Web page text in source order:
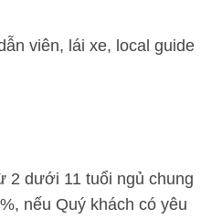
viên, lái xe, local guide
2 dưới 11 tuổi ngủ chung
nếu Quý khách có yêu